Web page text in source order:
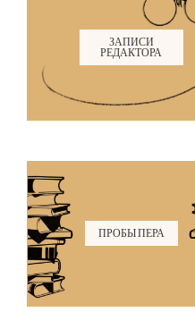
ЗАПИСИ
РЕДАКТОРА
ПРОБЫ ПЕРА